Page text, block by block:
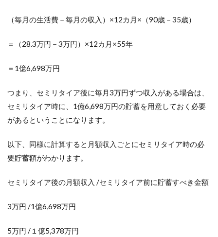
（毎月の生活費－毎月の収入）×12カ月×（90歳－35歳）
＝（28.3万円－3万円）×12カ月×55年
＝1億6,698万円
つまり、セミリタイア後に毎月3万円ずつ収入がある場合は、
セミリタイア時に、1億6,698万円の貯蓄を用意しておく必要
があるということになります。
以下、同様に計算すると月額収入ごとにセミリタイア時の必
要貯蓄額がわかります。
セミリタイア後の月額収入 /セミリタイア前に貯蓄すべき金額
3万円 /1億6,698万円
5万円 /１億5,378万円